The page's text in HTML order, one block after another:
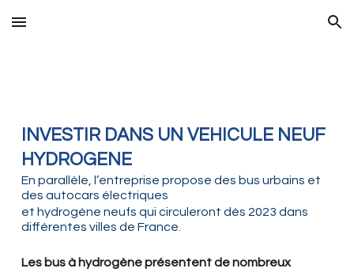
Skip to main content Skip to navigation
INVESTIR DANS UN VEHICULE NEUF
HYDROGENE
En parallèle, l’entreprise propose des bus urbains et
des autocars électriques
et hydrogène neufs qui circuleront dès 2023 dans
différentes villes de France.
Les bus à hydrogène présentent de nombreux